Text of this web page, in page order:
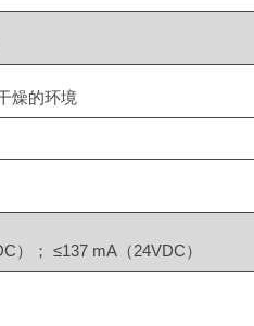
燥的环境
）； ≤137 mA（24VDC）